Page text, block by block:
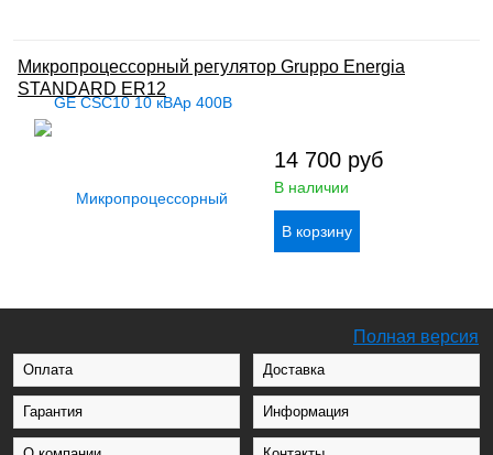
Микропроцессорный регулятор Gruppo Energia
STANDARD ER12
14 700 руб
В наличии
Полная версия
Оплата Доставка
Гарантия Информация